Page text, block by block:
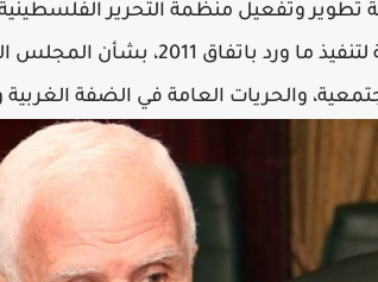
تطوير وتفعيل منظمة التحرير
الآليات المناسبة لتنفيذ ما
والحريات العامة في الضفة